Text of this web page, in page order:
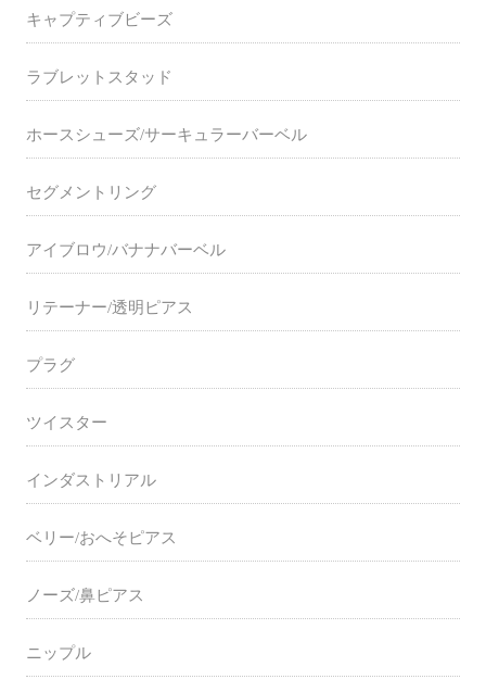
キャプティブビーズ
ラブレットスタッド
ホースシューズ/サーキュラーバーベル
セグメントリング
アイブロウ/バナナバーベル
リテーナー/透明ピアス
プラグ
ツイスター
インダストリアル
ベリー/おへそピアス
ノーズ/鼻ピアス
ニップル